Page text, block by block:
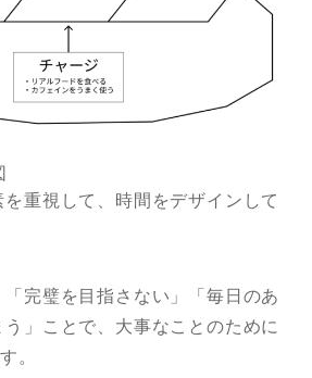
重視して、時間をデザインして
完璧を目指さない」「毎日のあ
」ことで、大事なことのために
。